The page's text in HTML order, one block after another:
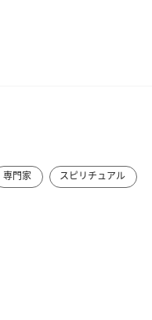
専門家
スピリチュアル